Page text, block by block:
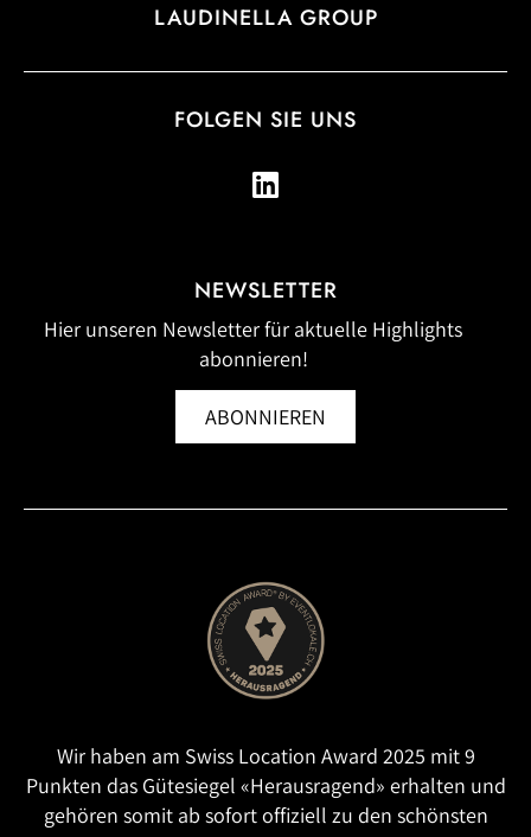
LAUDINELLA GROUP
FOLGEN SIE UNS
NEWSLETTER
Hier unseren Newsletter für aktuelle Highlights
abonnieren!
ABONNIEREN
Wir haben am Swiss Location Award 2025 mit 9
Punkten das Gütesiegel «Herausragend» erhalten und
gehören somit ab sofort offiziell zu den schönsten